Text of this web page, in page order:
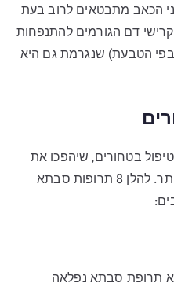
הכאב מתבטאים לרוב בעת
דם הגורמים להתנפחות
הטבעת) שנגרמת גם היא
בטחורים, שיהפכו את
תהליך ההחלמה למהיר ונסבל יותר. להלן 8 תרופות סבתא
תרופת סבתא נפלאה